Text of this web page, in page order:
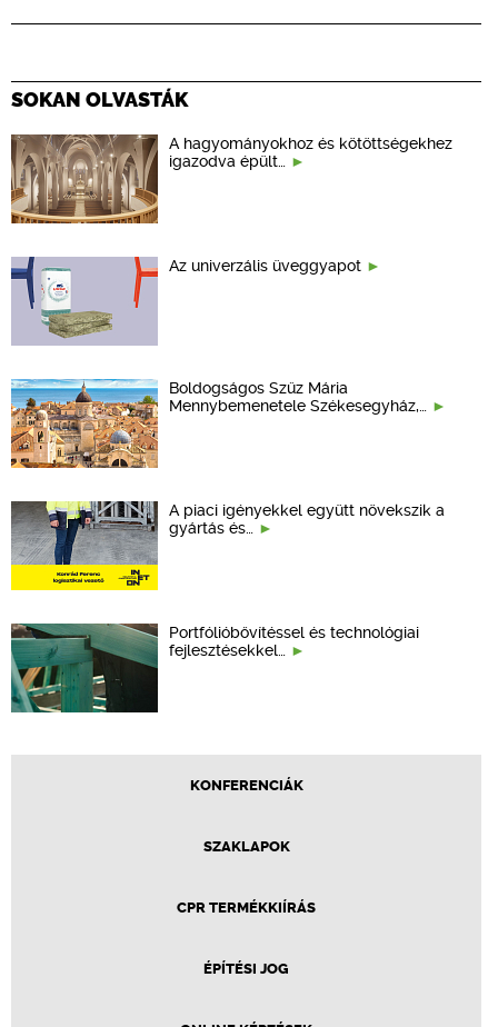
SOKAN OLVASTÁK
A hagyományokhoz és kötöttségekhez
igazodva épült…
Az univerzális üveggyapot
Boldogságos Szűz Mária
Mennybemenetele Székesegyház,…
A piaci igényekkel együtt növekszik a
gyártás és…
Portfólióbővítéssel és technológiai
fejlesztésekkel…
KONFERENCIÁK
SZAKLAPOK
CPR TERMÉKKIÍRÁS
ÉPÍTÉSI JOG